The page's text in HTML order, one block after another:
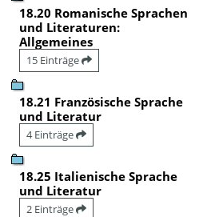
18.20 Romanische Sprachen
und Literaturen:
Allgemeines
15 Einträge
18.21 Französische Sprache
und Literatur
4 Einträge
18.25 Italienische Sprache
und Literatur
2 Einträge